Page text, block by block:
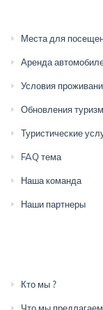
Места для
Аренда
Условия
Обновления
Туристические
FAQ тема
Наша команда
Наши партнеры
Кто мы ?
Что мы